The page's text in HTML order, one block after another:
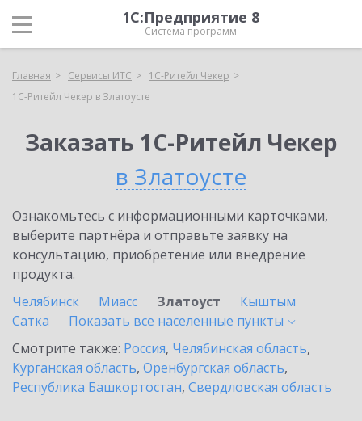
1С:Предприятие 8
Система программ
Главная Сервисы ИТС
1C-Ритейл Чекер
1C-Ритейл Чекер в Златоусте
Заказать 1C-Ритейл Чекер
в Златоусте
Ознакомьтесь с информационными карточками,
выберите партнёра и отправьте заявку на
консультацию, приобретение или внедрение
продукта.
Челябинск
Миасс Златоуст
Кыштым
Сатка
Показать все населенные пункты
Смотрите также: Россия, Челябинская область,
Курганская область, Оренбургская область,
Республика Башкортостан, Свердловская область